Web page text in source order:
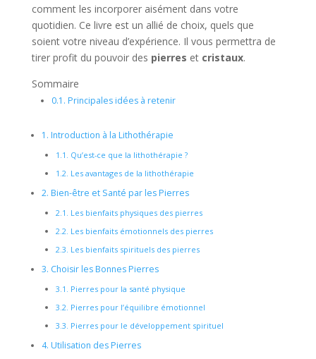
comment les incorporer aisément dans votre
quotidien. Ce livre est un allié de choix, quels que
soient votre niveau d’expérience. Il vous permettra de
tirer profit du pouvoir des pierres et cristaux.
Sommaire
0.1. Principales idées à retenir
1. Introduction à la Lithothérapie
1.1. Qu’est-ce que la lithothérapie ?
1.2. Les avantages de la lithothérapie
2. Bien-être et Santé par les Pierres
2.1. Les bienfaits physiques des pierres
2.2. Les bienfaits émotionnels des pierres
2.3. Les bienfaits spirituels des pierres
3. Choisir les Bonnes Pierres
3.1. Pierres pour la santé physique
3.2. Pierres pour l’équilibre émotionnel
3.3. Pierres pour le développement spirituel
4. Utilisation des Pierres